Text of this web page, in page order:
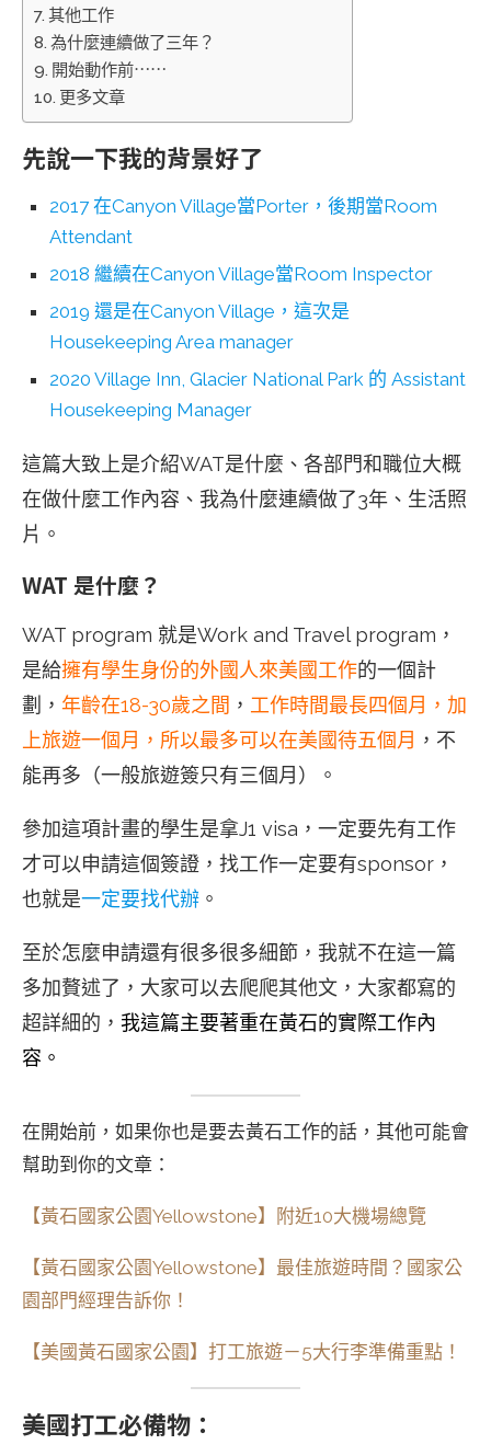
其他工作
為什麼連續做了三年？
開始動作前⋯⋯
更多文章
先說一下我的背景好了
2017 在Canyon Village當Porter，後期當Room
Attendant
2018 繼續在Canyon Village當Room Inspector
2019 還是在Canyon Village，這次是
Housekeeping Area manager
2020 Village Inn, Glacier National Park 的 Assistant
Housekeeping Manager
這篇大致上是介紹WAT是什麼、各部門和職位大概
在做什麼工作內容、我為什麼連續做了3年、生活照
片。
WAT 是什麼？
WAT program 就是Work and Travel program，
是給擁有學生身份的外國人來美國工作的一個計
劃， 年齡在18-30歲之間 ， 工作時間最長四個月，加
上旅遊一個月，所以最多可以在美國待五個月 ，不
能再多（一般旅遊簽只有三個月）。
參加這項計畫的學生是拿J1 visa，一定要先有工作
才可以申請這個簽證，找工作一定要有sponsor，
也就是一定要找代辦 。
至於怎麼申請還有很多很多細節，我就不在這一篇
多加贅述了，大家可以去爬爬其他文，大家都寫的
超詳細的， 我這篇主要著重在黃石的實際工作內
容。
在開始前，如果你也是要去黃石工作的話，其他可能會
幫助到你的文章：
【黃石國家公園Yellowstone】附近10大機場總覽
【黃石國家公園Yellowstone】最佳旅遊時間？國家公
園部門經理告訴你！
【美國黃石國家公園】打工旅遊－5大行李準備重點！
美國打工必備物：